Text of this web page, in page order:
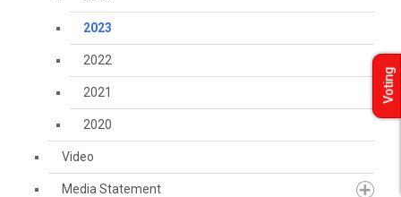
2023
2022
2021
2020
Video
Media Statement
Voting